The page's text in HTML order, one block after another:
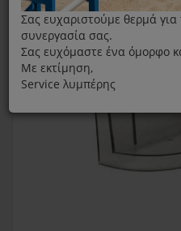
Σας ευχαριστούμε θερμά
συνεργασία σας.
Σας ευχόμαστε ένα όμορφο
Με εκτίμηση,
Service λυμπέρης